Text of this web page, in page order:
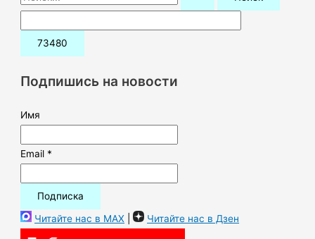
о
и
:Подпишись на новости
Имя
Email *
Читайте нас в MAX | Читайте нас в Дзен